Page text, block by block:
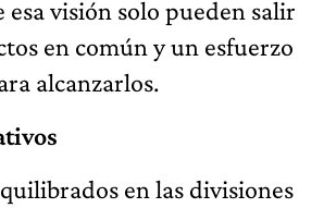
esa visión solo pueden salir
en común y un esfuerzo
alcanzarlos.
en las divisiones